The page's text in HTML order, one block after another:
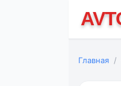
Главная